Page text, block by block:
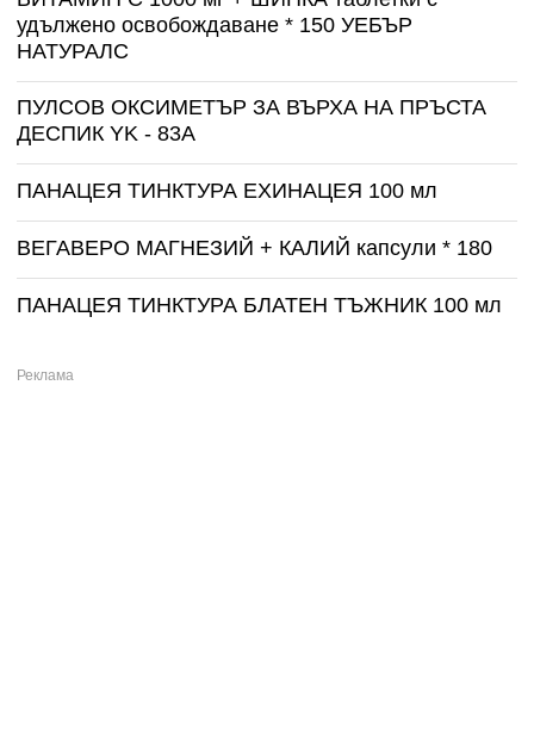
удължено освобождаване * 150 УЕБЪР
НАТУРАЛС
ПУЛСОВ ОКСИМЕТЪР ЗА ВЪРХА НА ПРЪСТА
ДЕСПИК YK - 83A
ПАНАЦЕЯ ТИНКТУРА ЕХИНАЦЕЯ 100 мл
ВЕГАВЕРО МАГНЕЗИЙ + КАЛИЙ капсули * 180
ПАНАЦЕЯ ТИНКТУРА БЛАТЕН ТЪЖНИК 100 мл